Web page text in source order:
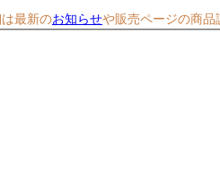
最新のお知らせや販売ページの商品